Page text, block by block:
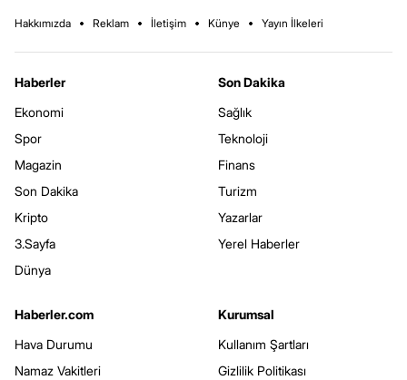
Hakkımızda Reklam İletişim Künye Yayın İlkeleri
Haberler
Ekonomi
Spor
Magazin
Son Dakika
Kripto
3.Sayfa
Dünya
Son Dakika
Sağlık
Teknoloji
Finans
Turizm
Yazarlar
Yerel Haberler
Haberler.com
Hava Durumu
Namaz Vakitleri
Kurumsal
Kullanım Şartları
Gizlilik Politikası